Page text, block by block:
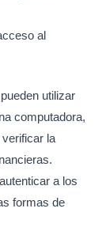
al
utilizar
computadora,
la
a los
formas de